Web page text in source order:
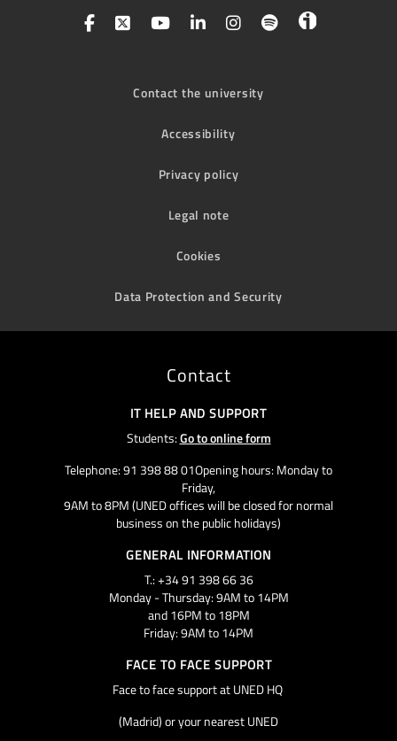
Contact the university
Accessibility
Privacy policy
Legal note
Cookies
Data Protection and Security
Contact
IT HELP AND SUPPORT
Students:Go to online form
Telephone: 91 398 88 01Opening hours: Monday to
Friday,
9AM to 8PM (UNED offices will be closed for normal
business on the public holidays)
GENERAL INFORMATION
T.: +34 91 398 66 36
Monday - Thursday: 9AM to 14PM
and 16PM to 18PM
Friday: 9AM to 14PM
FACE TO FACE SUPPORT
Face to face support at UNED HQ
(Madrid) or your nearest UNED